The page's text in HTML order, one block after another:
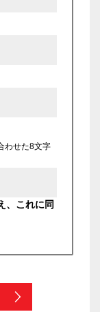
わせた8文字
、これに同